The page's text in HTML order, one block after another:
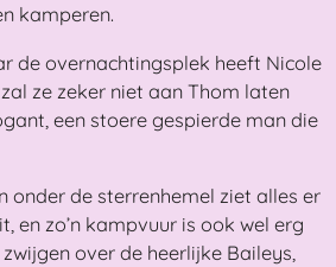
kamperen.
de overnachtingsplek heeft Nicole
ze zeker niet aan Thom laten
een stoere gespierde man die
onder de sterrenhemel ziet alles er
en zo’n kampvuur is ook wel erg
over de heerlijke Baileys,